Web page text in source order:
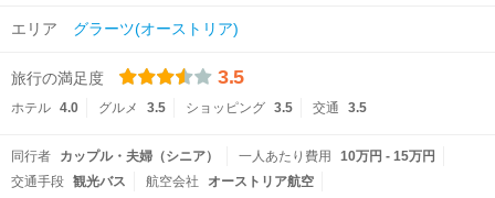
エリア グラーツ(オーストリア)
旅行の満足度 3.5
ホテル 4.0 グルメ 3.5 ショッピング 3.5 交通 3.5
同行者 カップル・夫婦（シニア） 一人あたり費用
10万円 - 15万円
交通手段 観光バス 航空会社
オーストリア航空